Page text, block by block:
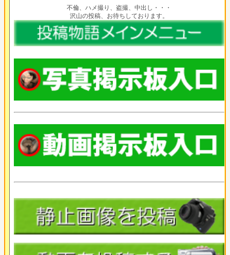
不倫、ハメ撮り、盗撮、中出し・・・
沢山の投稿、お待ちしております。